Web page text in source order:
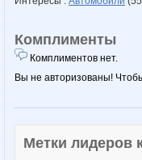
Комплименты
Комплиментов нет.
Вы не авторизованы!
Метки